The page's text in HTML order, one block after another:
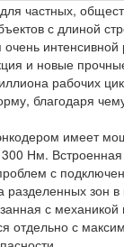
частных,
с длиной
очень
и новые
рабочих
благодаря
имеет
Нм.
с
разделенных зон в
с механикой
отдельно с